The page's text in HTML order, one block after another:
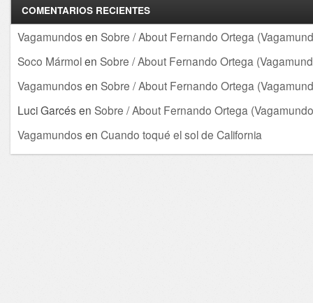
COMENTARIOS RECIENTES
Vagamundos en Sobre / About Fernando Ortega
Soco Mármolen Sobre / About Fernando Ortega
Vagamundos en Sobre / About Fernando Ortega
Luci Garcés en Sobre / About Fernando Ortega
Vagamundos en Cuando toqué el sol de California